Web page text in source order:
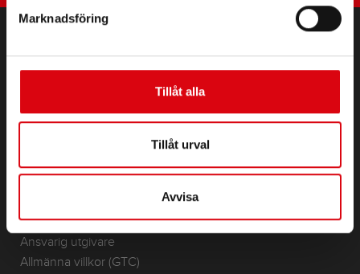
Marknadsföring
Tillåt alla
Tillåt urval
Avvisa
Start och elektriska batterier
(Semi) Traction & Standby
Användningsområden
Infoservice
Ansvarig utgivare
Allmänna villkor (GTC)